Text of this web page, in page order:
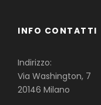
INFO CONTATTI
Indirizzo:
Via Washington, 7
20146 Milano